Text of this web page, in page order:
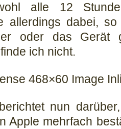
alle 12
allerdings dabei,
oder das Gerät
ich nicht.
468×60 Image
nun
Apple mehrfach